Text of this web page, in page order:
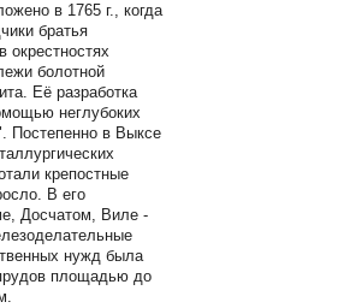
в 1765 г., когда
братья
окрестностях
болотной
Её разработка
неглубоких
Постепенно в Выксе
крепостные
В его
Досчатом, Виле -
нужд была
площадью до